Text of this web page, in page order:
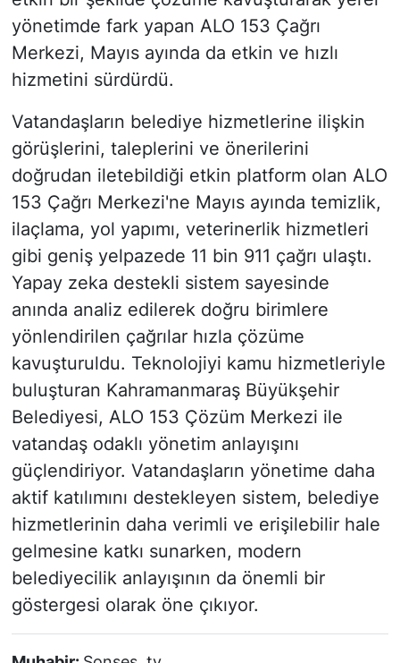
yönetimde fark yapan ALO 153 Çağrı
Merkezi, Mayıs ayında da etkin ve hızlı
hizmetini sürdürdü.
Vatandaşların belediye hizmetlerine ilişkin
görüşlerini, taleplerini ve önerilerini
doğrudan iletebildiği etkin platform olan ALO
153 Çağrı Merkezi'ne Mayıs ayında temizlik,
ilaçlama, yol yapımı, veterinerlik hizmetleri
gibi geniş yelpazede 11 bin 911 çağrı ulaştı.
Yapay zeka destekli sistem sayesinde
anında analiz edilerek doğru birimlere
yönlendirilen çağrılar hızla çözüme
kavuşturuldu. Teknolojiyi kamu hizmetleriyle
buluşturan Kahramanmaraş Büyükşehir
Belediyesi, ALO 153 Çözüm Merkezi ile
vatandaş odaklı yönetim anlayışını
güçlendiriyor. Vatandaşların yönetime daha
aktif katılımını destekleyen sistem, belediye
hizmetlerinin daha verimli ve erişilebilir hale
gelmesine katkı sunarken, modern
belediyecilik anlayışının da önemli bir
göstergesi olarak öne çıkıyor.